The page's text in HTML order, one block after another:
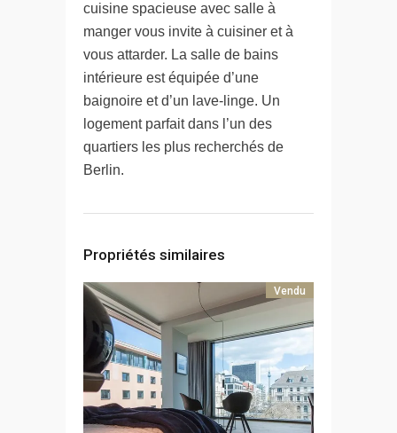
cuisine spacieuse avec salle à
manger vous invite à cuisiner et à
vous attarder. La salle de bains
intérieure est équipée d’une
baignoire et d’un lave-linge. Un
logement parfait dans l’un des
quartiers les plus recherchés de
Berlin.
Propriétés similaires
Vendu